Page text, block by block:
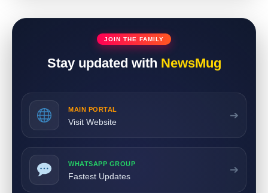
JOIN THE FAMILY
Stay updated with NewsMug
MAIN PORTAL
Visit Website
➔
WHATSAPP GROUP
Fastest Updates
➔